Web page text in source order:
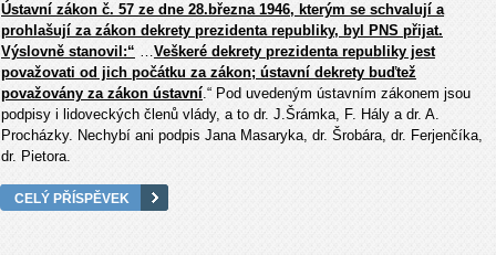
Ústavní zákon č. 57 ze dne 28.března 1946, kterým se schvalují a
prohlašují za zákon dekrety prezidenta republiky, byl PNS přijat.
Výslovně stanovil:“ …Veškeré dekrety prezidenta republiky jest
považovati od jich počátku za zákon; ústavní dekrety buďtež
považovány za zákon ústavní.“ Pod uvedeným ústavním zákonem jsou
podpisy i lidoveckých členů vlády, a to dr. J.Šrámka, F. Hály a dr. A.
Procházky. Nechybí ani podpis Jana Masaryka, dr. Šrobára, dr. Ferjenčíka,
dr. Pietora.
CELÝ PŘÍSPĚVEK